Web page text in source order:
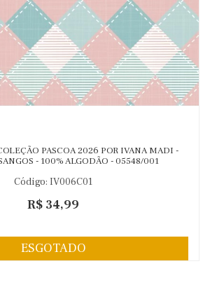
PASCOA 2026 POR IVANA MADI -
- 100% ALGODÃO - 05548/001
Código: IV006C01
R$ 34,99
ESGOTADO